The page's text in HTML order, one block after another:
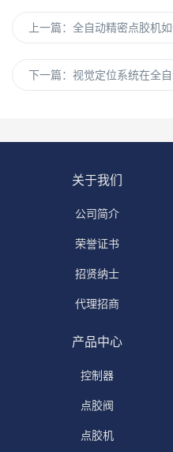
上一篇： 全自动精密点胶机
下一篇： 视觉定位系统在全
关于我们
公司简介
荣誉证书
招贤纳士
代理招商
产品中心
控制器
点胶阀
点胶机